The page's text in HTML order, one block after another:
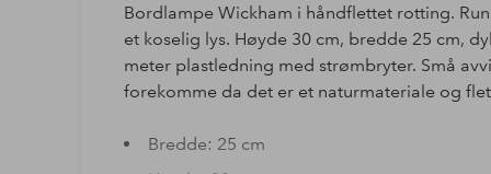
Bordlampe Wickham i håndflettet rotting.
et koselig lys. Høyde 30 cm, bredde 25 cm,
meter plastledning med strømbryter. Små
forekomme da det er et naturmateriale og
Bredde: 25 cm